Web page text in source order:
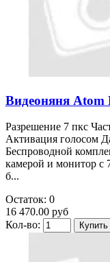
Видеоняня Atom
Разрешение 7 пкс
Активация голосом
Беспроводной
камерой и монитор
б...
Остаток: 0
16 470.00 руб
Кол-во: